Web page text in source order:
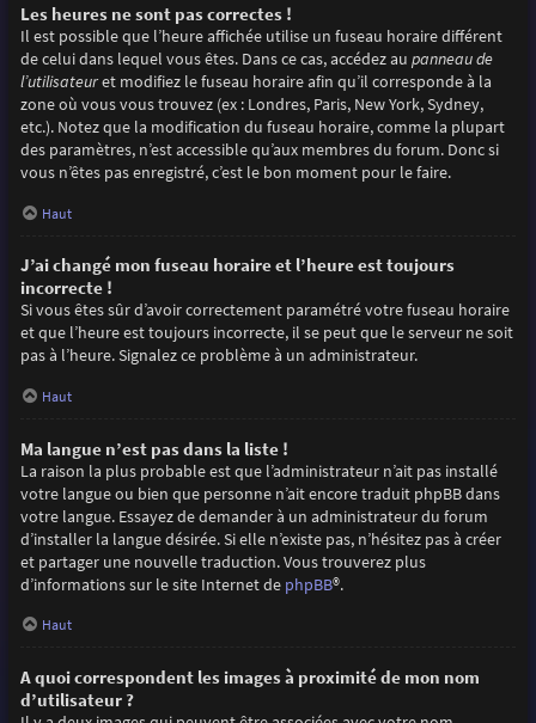
Les heures ne sont pas correctes !
Il est possible que l’heure affichée utilise un fuseau horaire différent
de celui dans lequel vous êtes. Dans ce cas, accédez au panneau de
l’utilisateuret modifiez le fuseau horaire afin qu’il corresponde à la
zone où vous vous trouvez (ex : Londres, Paris, New York, Sydney,
etc.). Notez que la modification du fuseau horaire, comme la plupart
des paramètres, n’est accessible qu’aux membres du forum. Donc si
vous n’êtes pas enregistré, c’est le bon moment pour le faire.
Haut
J’ai changé mon fuseau horaire et l’heure est toujours
incorrecte !
Si vous êtes sûr d’avoir correctement paramétré votre fuseau horaire
et que l’heure est toujours incorrecte, il se peut que le serveur ne soit
pas à l’heure. Signalez ce problème à un administrateur.
Haut
Ma langue n’est pas dans la liste !
La raison la plus probable est que l’administrateur n’ait pas installé
votre langue ou bien que personne n’ait encore traduit phpBB dans
votre langue. Essayez de demander à un administrateur du forum
d’installer la langue désirée. Si elle n’existe pas, n’hésitez pas à créer
et partager une nouvelle traduction. Vous trouverez plus
d’informations sur le site Internet de phpBB®.
Haut
A quoi correspondent les images à proximité de mon nom
d’utilisateur ?